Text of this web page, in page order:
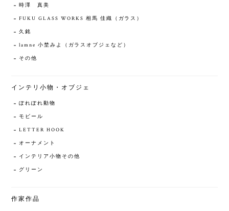
時澤 真美
FUKU GLASS WORKS 相馬 佳織（ガラス）
久銘
lamne 小埜みよ（ガラスオブジェなど）
その他
インテリ小物・オブジェ
ぽれぽれ動物
モビール
LETTER HOOK
オーナメント
インテリア小物その他
グリーン
作家作品